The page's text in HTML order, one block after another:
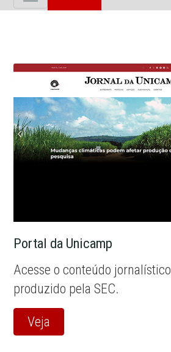
Portal da Unicamp
Acesse o conteúdo jornalístico
produzido pela SEC.
Veja